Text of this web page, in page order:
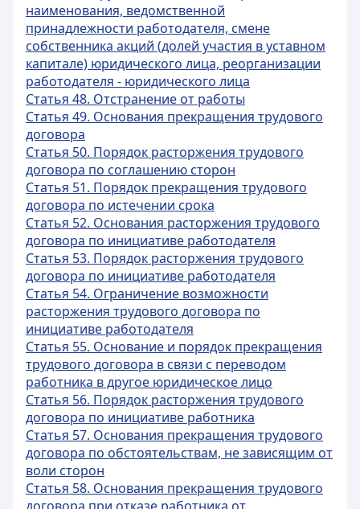
наименования, ведомственной
принадлежности работодателя, смене
собственника акций (долей участия в уставном
капитале) юридического лица, реорганизации
работодателя - юридического лица
Статья 48. Отстранение от работы
Статья 49. Основания прекращения трудового
договора
Статья 50. Порядок расторжения трудового
договора по соглашению сторон
Статья 51. Порядок прекращения трудового
договора по истечении срока
Статья 52. Основания расторжения трудового
договора по инициативе работодателя
Статья 53. Порядок расторжения трудового
договора по инициативе работодателя
Статья 54. Ограничение возможности
расторжения трудового договора по
инициативе работодателя
Статья 55. Основание и порядок прекращения
трудового договора в связи с переводом
работника в другое юридическое лицо
Статья 56. Порядок расторжения трудового
договора по инициативе работника
Статья 57. Основания прекращения трудового
договора по обстоятельствам, не зависящим от
воли сторон
Статья 58. Основания прекращения трудового